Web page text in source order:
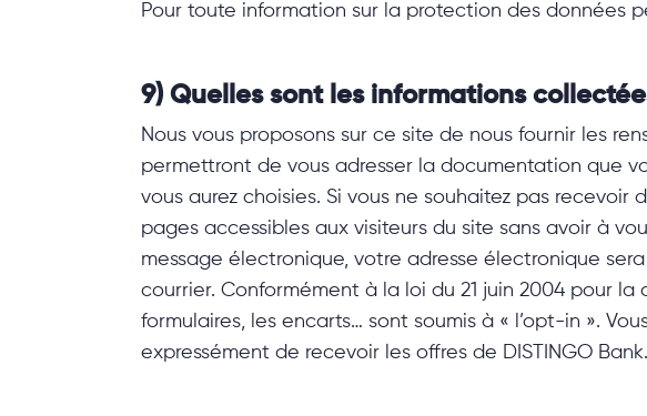
Pour toute information sur la protection des données
9) Quelles sont les informations
Nous vous proposons sur ce site de nous fournir les
permettront de vous adresser la documentation que
vous aurez choisies. Si vous ne souhaitez pas
pages accessibles aux visiteurs du site sans avoir à
message électronique, votre adresse électronique
courrier. Conformément à la loi du 21 juin 2004 pour
formulaires, les encarts… sont soumis à « l’opt-in ».
expressément de recevoir les offres de DISTINGO Bank.